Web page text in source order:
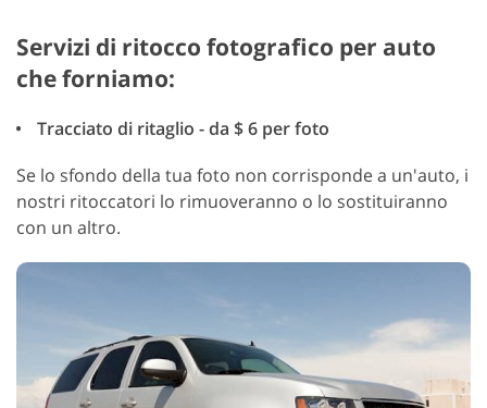
Servizi di ritocco fotografico per auto
che forniamo:
Tracciato di ritaglio - da $ 6 per foto
Se lo sfondo della tua foto non corrisponde a un'auto, i
nostri ritoccatori lo rimuoveranno o lo sostituiranno
con un altro.